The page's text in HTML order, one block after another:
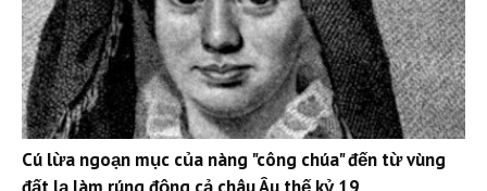
Cú lừa ngoạn mục của nàng "công chúa" đến từ vùng